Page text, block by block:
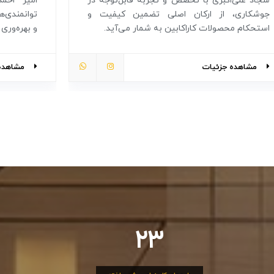
جوشکاری، از ارکان اصلی تضمین کیفیت و
استحکام محصولات کاراکابین به شمار می‌آید.
مشاهده جزئیات
و
30